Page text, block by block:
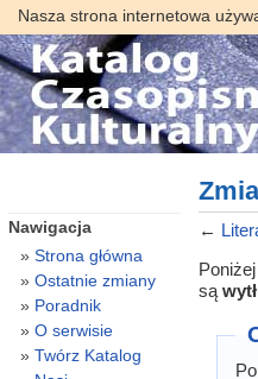
Nasza strona internetowa
←
są
Nawigacja
Strona główna
Ostatnie zmiany
Poradnik
O serwisie
Twórz Katalog